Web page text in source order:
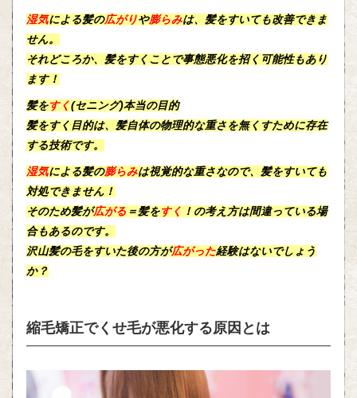
湿気による髪の広がりや膨らみは、髪をすいても改善できま
せん。
それどころか、髪をすくことで事態悪化を招く可能性もあり
ます！
髪をすく(セニング)本当の目的
髪をすく目的は、髪自体の物理的な重さ を無くすために存在
する技術です。
湿気による髪の膨らみは視覚的な重さなので、髪をすいても
対処できません！
そのため髪が広がる ＝髪をすく ！の考え方は間違っている場
合もあるのです。
沢山髪の毛をすいた後の方が広がった経験はないでしょう
か？
縮毛矯正でくせ毛が悪化する原因とは